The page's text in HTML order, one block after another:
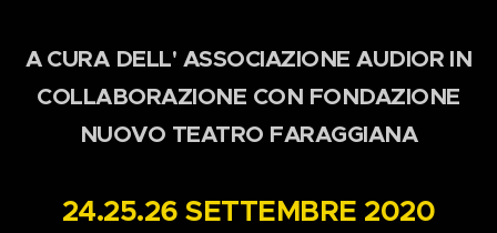
A CURA DELL' ASSOCIAZIONE AUDIOR IN
COLLABORAZIONE CON FONDAZIONE
NUOVO TEATRO FARAGGIANA
24.25.26 SETTEMBRE 2020